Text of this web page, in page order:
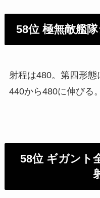
58位 極無敵艦
射程は480。第四形
440から480に伸びる。
58位 ギガント